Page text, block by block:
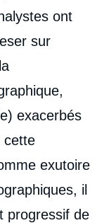
ont
sur
exacerbés
cette
exutoire
il
progressif de